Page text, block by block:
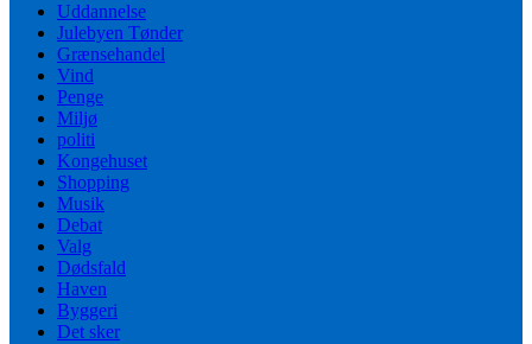
Uddannelse
Julebyen Tønder
Grænsehandel
Vind
Penge
Miljø
politi
Kongehuset
Shopping
Musik
Debat
Valg
Dødsfald
Haven
Byggeri
Det sker